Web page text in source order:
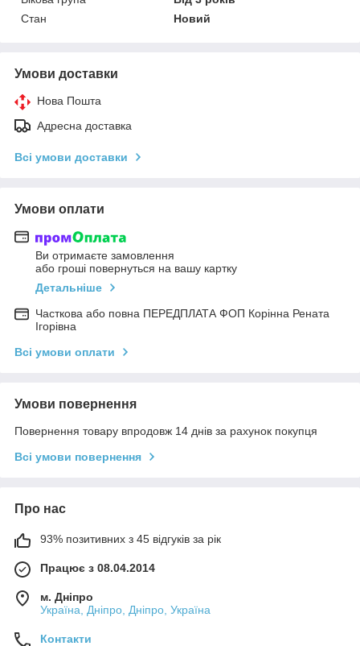
Стан
Новий
Умови доставки
Нова Пошта
Адресна доставка
Всі умови доставки
Умови оплати
Ви отримаєте замовлення
або гроші повернуться на вашу картку
Детальніше
Часткова або повна ПЕРЕДПЛАТА ФОП Корінна Рената
Ігорівна
Всі умови оплати
Умови повернення
Повернення товару впродовж 14 днів за рахунок покупця
Всі умови повернення
Про нас
93% позитивних з 45 відгуків за рік
Працює з 08.04.2014
м. Дніпро
Україна, Дніпро, Дніпро, Україна
Контакти